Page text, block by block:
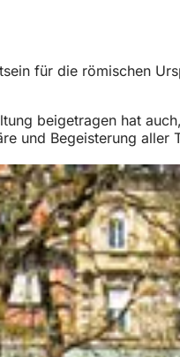
für die römischen
beigetragen hat
und Begeisterung aller